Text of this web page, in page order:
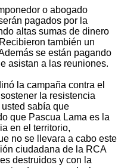
o abogado
pagados por la
altas sumas de dinero
también un
se están pagando
asistan a las reuniones.
la campaña contra el
la resistencia
sabía que
que Pascua Lama es la
en el territorio,
no se llevara a cabo este
ciudadana de la RCA
destruidos y con la